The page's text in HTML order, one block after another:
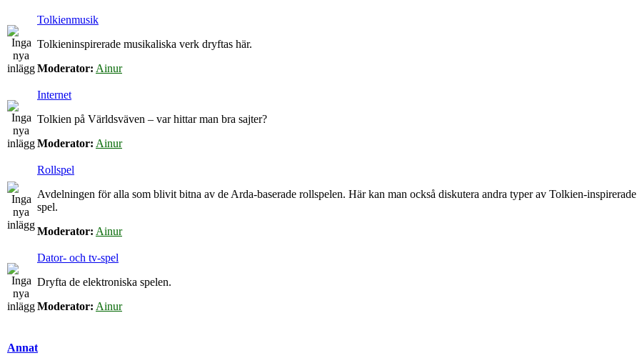
Tolkienmusik
Tolkieninspirerade musikaliska verk dryftas här.
Moderator: Ainur
Internet
Tolkien på Världsväven – var hittar man bra sajter?
Moderator: Ainur
Rollspel
Avdelningen för alla som blivit bitna av de Arda-baserade rollspelen. Här kan man också diskutera andra typer av Tolkien-inspirerade
spel.
Moderator: Ainur
Dator- och tv-spel
Dryfta de elektroniska spelen.
Moderator: Ainur
Annat